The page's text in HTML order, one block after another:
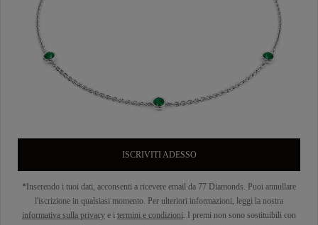
ISCRIVITI ADESSO
*Inserendo i tuoi dati, acconsenti a ricevere email da 77 Diamonds. Puoi annullare
l'iscrizione in qualsiasi momento. Per ulteriori informazioni, leggi la nostra
informativa sulla privacy e i termini e condizioni . I premi non sono sostituibili con